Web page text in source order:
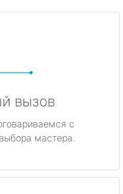
вызов
с
мастера.